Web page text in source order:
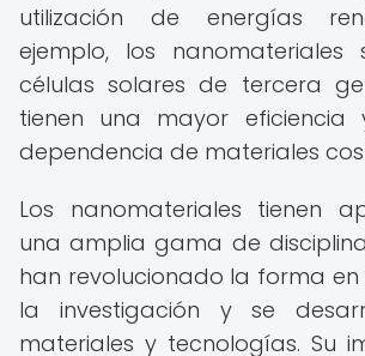
utilización de energías
ejemplo, los nanomateriales
células solares de tercera
tienen una mayor eficiencia
dependencia de materiales
Los nanomateriales tienen
una amplia gama de
han revolucionado la forma en
la investigación y se
materiales y tecnologías. Su